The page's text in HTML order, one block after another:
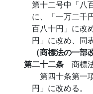
第十二号中「八
に、「一万二千
百八十円」に改
円」に改め、同
（商標法の一部
第二十二条 商標
第四十条第一
円」に改める。